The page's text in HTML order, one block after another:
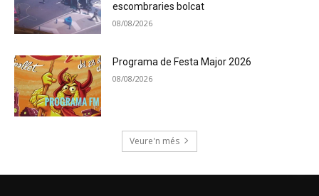
escombraries bolcat
08/08/2026
Programa de Festa Major 2026
08/08/2026
Veure'n més